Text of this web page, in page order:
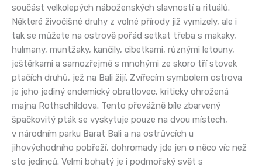
součást velkolepých náboženských slavností a rituálů.
Některé živočišné druhy z volné přírody již vymizely, ale i
tak se můžete na ostrově pořád setkat třeba s makaky,
hulmany, muntžaky, kančily, cibetkami, různými letouny,
ještěrkami a samozřejmě s mnohými ze skoro tří stovek
ptačích druhů, jež na Bali žijí. Zvířecím symbolem ostrova
je jeho jediný endemický obratlovec, kriticky ohrožená
majna Rothschildova. Tento převážně bíle zbarvený
špačkovitý pták se vyskytuje pouze na dvou místech,
v národním parku Barat Bali a na ostrůvcích u
jihovýchodního pobřeží, dohromady jde jen o něco víc než
sto jedinců. Velmi bohatý je i podmořský svět s